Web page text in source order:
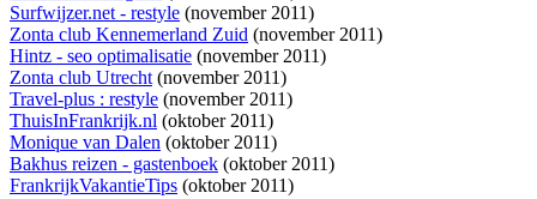
Surfwijzer.net - restyle (november 2011)
Zonta club Kennemerland Zuid (november 2011)
Hintz - seo optimalisatie (november 2011)
Zonta club Utrecht(november 2011)
Travel-plus : restyle (november 2011)
ThuisInFrankrijk.nl (oktober 2011)
Monique van Dalen (oktober 2011)
Bakhus reizen - gastenboek (oktober 2011)
FrankrijkVakantieTips (oktober 2011)